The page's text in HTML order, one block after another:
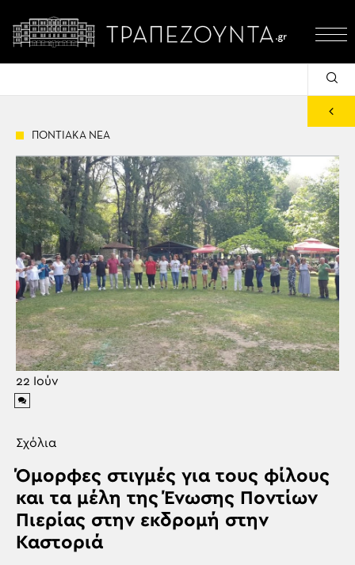
ΠΟΝΤΙΑΚΑ ΝΕΑ
22 Ιούν
Σχόλια
Όμορφες στιγμές για τους φίλους
και τα μέλη της Ένωσης Ποντίων
Πιερίας στην εκδρομή στην
Καστοριά